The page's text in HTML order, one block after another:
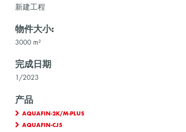
新建工程
物件大小:
3000 m²
完成日期
1/2023
产品
AQUAFIN-2K/M-PLUS
AQUAFIN-CJ5